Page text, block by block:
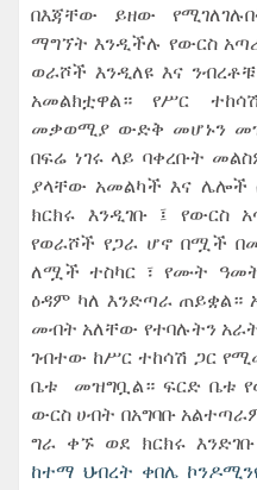
በእጃቸው ይዘው
ማግኘት እንዲችሉ የውርስ
ወራሾች እንዲለዩ እና
አመልክቷዋል። የሥር
መቃወሚያ ውድቅ መሆኑን
በፍሬ ነገሩ ላይ ባቀረቡት
ያላቸው አመልካች እና ሌሎች
ክርክሩ እንዲገቡ ፤ የውርስ
የወራሾች የጋራ ሆኖ በሟች
ለሟች ተስካር ፣ የሙት
ዕዳም ካለ እንድጣራ ጠይቋል።
መብት አለቸው የተባሉትን
ገብተው ከሥር ተከሳሽ ጋር
ቤቱ መዝግቧል። ፍርድ ቤቱ
ውርስ ሀብት በአግባቡ
ግራ ቀኙ ወደ ክርክሩ
ከተማ ህብረት ቀበሌ